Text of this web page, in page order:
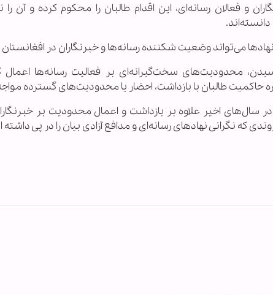
و فعالان رسانه‌ای، این اقدام طالبان را محکوم کرده و آن
نهادها می‌تواند وضعیت شکننده رسانه‌ها و خبرنگاران در
محدودیت‌های سخت‌گیرانه‌ای بر فعالیت رسانه‌ها اعمال
حاکمیت طالبان با بازداشت، احضار یا محدودیت‌های گسترده
سال‌های اخیر علاوه بر بازداشت و اعمال محدودیت بر
روندی که نگرانی نهادهای رسانه‌ای و مدافع آزادی بیان را در پی